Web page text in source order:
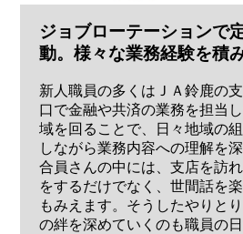
ジョブローテーションで
動。様々な業務経験を積
新人職員の多くはＪＡ鈴鹿の
口で金融や共済の業務を担当
域を回ることで、日々地域の
しながら業務内容への理解を
合員さんの中には、支店を訪
をするだけでなく、世間話を
もみえます。そうしたやりと
の絆を深めていくのも職員の日